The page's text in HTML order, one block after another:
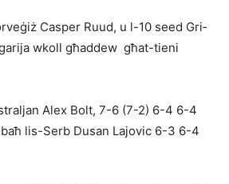
Casper Ruud, u l-10 seed Gri­
wkoll għaddew għat-tieni
Alex Bolt, 7-6 (7-2) 6-4 6-4
lis-Serb Dusan Lajovic 6-3 6-4